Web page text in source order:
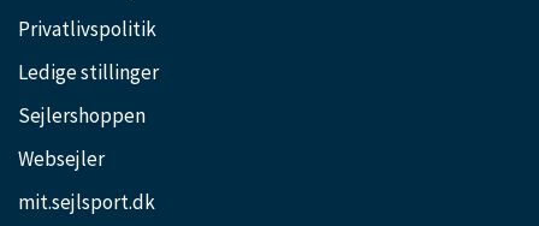
Privatlivspolitik
Ledige stillinger
Sejlershoppen
Websejler
mit.sejlsport.dk